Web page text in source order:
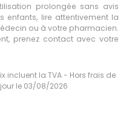
prolongée sans avis
enfants, lire attentivement la
ou à votre pharmacien.
prenez contact avec votre
incluent la TVA - Hors frais de
le 03/08/2026